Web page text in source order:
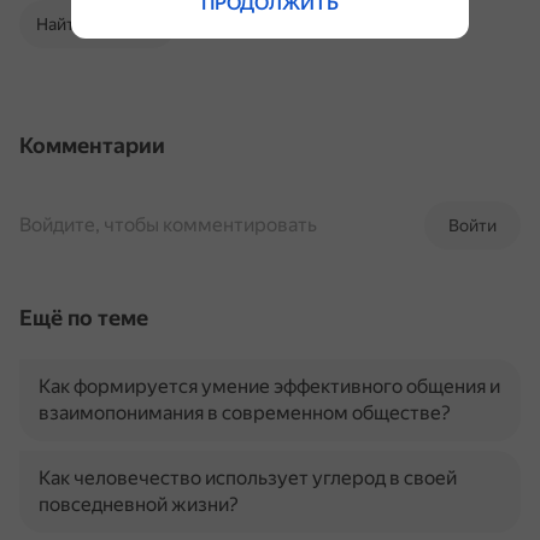
Найти в Поиске
Комментарии
Войти
Войдите, чтобы комментировать
Ещё по теме
Как формируется умение эффективного общения и
взаимопонимания в современном обществе?
Как человечество использует углерод в своей
повседневной жизни?